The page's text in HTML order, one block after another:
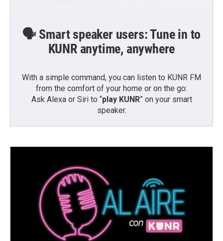
🗣️ Smart speaker users: Tune in to
KUNR anytime, anywhere
With a simple command, you can listen to KUNR FM
from the comfort of your home or on the go:
Ask Alexa or Siri to “play KUNR” on your smart
speaker.